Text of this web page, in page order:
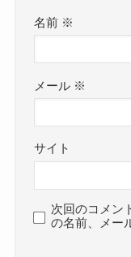
名前 ※
メール ※
サイト
次回のコメン
の名前、メー